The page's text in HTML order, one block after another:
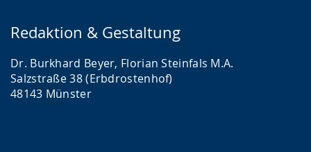
Redaktion & Gestaltung
Dr. Burkhard Beyer, Florian Steinfals M.A.
Salzstraße 38 (Erbdrostenhof)
48143 Münster